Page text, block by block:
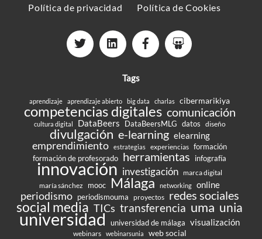
Política de privacidad
Política de Cookies
Tags
aprendizaje aprendizaje abierto big data charlas cibermarikiya
competencias digitales comunicación
cultura digital DataBeers DataBeersMLG datos diseño
divulgación e-learning elearning
emprendimiento estrategias experiencias formación
formación de profesorado herramientas infografía
innovación investigación marca digital
maría sánchez
mooc Málaga networking online
periodismo periodismouma proyectos redes sociales
social media TICs transferencia uma unia
universidad universidad de málaga visualización
webinars webinarsunia web social